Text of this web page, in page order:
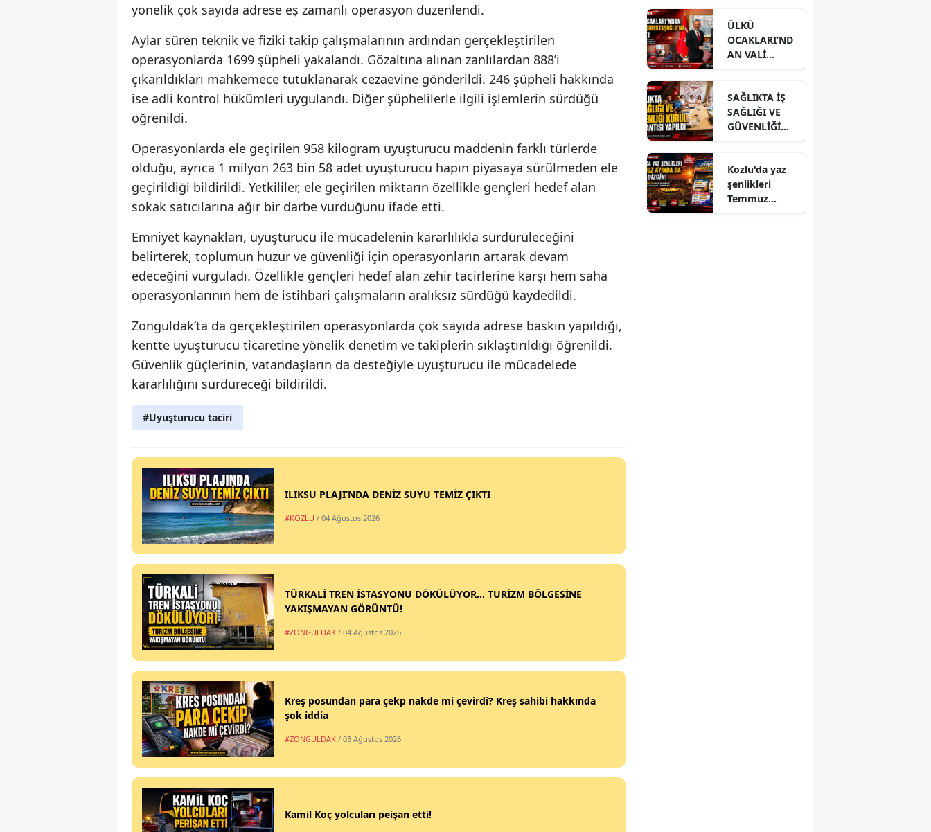
yönelik çok sayıda adrese eş zamanlı operasyon düzenlendi.
Aylar süren teknik ve fiziki takip çalışmalarının ardından gerçekleştirilen
operasyonlarda 1699 şüpheli yakalandı. Gözaltına alınan zanlılardan 888’i
çıkarıldıkları mahkemece tutuklanarak cezaevine gönderildi. 246 şüpheli hakkında
ise adli kontrol hükümleri uygulandı. Diğer şüphelilerle ilgili işlemlerin sürdüğü
öğrenildi.
Operasyonlarda ele geçirilen 958 kilogram uyuşturucu maddenin farklı türlerde
olduğu, ayrıca 1 milyon 263 bin 58 adet uyuşturucu hapın piyasaya sürülmeden ele
geçirildiği bildirildi. Yetkililer, ele geçirilen miktarın özellikle gençleri hedef alan
sokak satıcılarına ağır bir darbe vurduğunu ifade etti.
Emniyet kaynakları, uyuşturucu ile mücadelenin kararlılıkla sürdürüleceğini
belirterek, toplumun huzur ve güvenliği için operasyonların artarak devam
edeceğini vurguladı. Özellikle gençleri hedef alan zehir tacirlerine karşı hem saha
operasyonlarının hem de istihbari çalışmaların aralıksız sürdüğü kaydedildi.
Zonguldak’ta da gerçekleştirilen operasyonlarda çok sayıda adrese baskın yapıldığı,
kentte uyuşturucu ticaretine yönelik denetim ve takiplerin sıklaştırıldığı öğrenildi.
Güvenlik güçlerinin, vatandaşların da desteğiyle uyuşturucu ile mücadelede
kararlılığını sürdüreceği bildirildi.
#Uyuşturucu taciri
ILIKSU PLAJI’NDA DENİZ SUYU TEMİZ ÇIKTI
#KOZLU / 04 Ağustos 2026
TÜRKALİ TREN İSTASYONU DÖKÜLÜYOR... TURİZM BÖLGESİNE
YAKIŞMAYAN GÖRÜNTÜ!
#ZONGULDAK / 04 Ağustos 2026
Kreş posundan para çekp nakde mi çevirdi? Kreş sahibi hakkında
şok iddia
#ZONGULDAK / 03 Ağustos 2026
Kamil Koç yolcuları peişan etti!
ÜLKÜ
OCAKLARI’ND
AN VALİ
ZİYARET
SAĞLIKTA İŞ
SAĞLIĞI VE
GÜVENLİĞİ
YAPILDI
Kozlu'da yaz
şenlikleri
Temmuz